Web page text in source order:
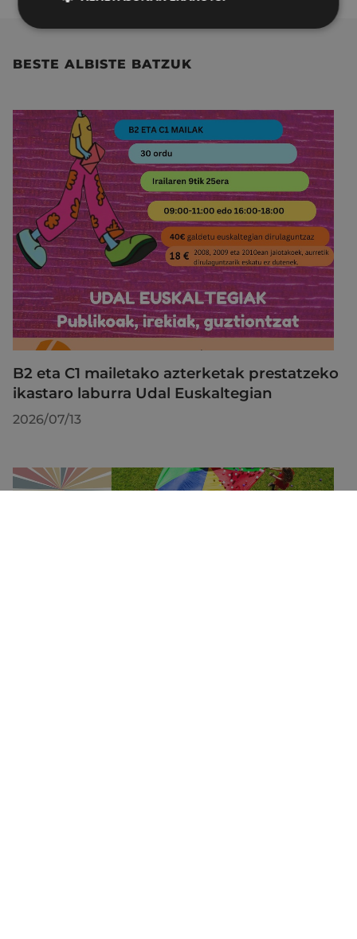
BESTE ALBISTE BATZUK
B2 eta C1 mailetako azterketak prestatzeko
ikastaro laburra Udal Euskaltegian
2026/07/13